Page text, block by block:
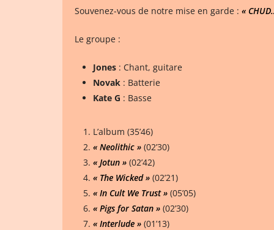
Souvenez-vous de notre mise en garde : «
Le groupe :
Jones : Chant, guitare
Novak : Batterie
Kate G : Basse
L’album (35’46)
« Neolithic » (02’30)
« Jotun » (02’42)
« The Wicked » (02’21)
« In Cult We Trust » (05’05)
« Pigs for Satan » (02’30)
« Interlude » (01’13)